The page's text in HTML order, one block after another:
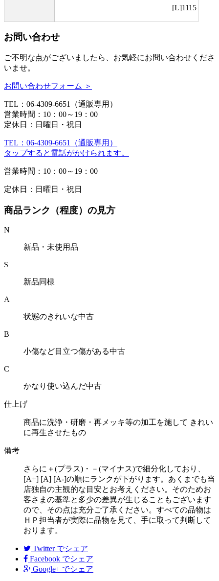
[L]1115
お問い合わせ
ご不明な点がございましたら、お気軽にお問い合わせくださ
いませ。
お問い合わせフォーム ＞
TEL：06-4309-6651（通販専用）
営業時間：10：00～19：00
定休日：日曜日・祝日
TEL：06-4309-6651（通販専用）
タップすると電話がかけられます。
営業時間：10：00～19：00
定休日：日曜日・祝日
商品ランク（程度）の見方
N
新品・未使用品
S
新品同様
A
状態のきれいな中古
B
小傷など目立つ傷がある中古
C
かなり使い込んだ中古
仕上げ
商品に洗浄・研磨・再メッキ等の加工を施して きれい
に再生させたもの
備考
さらに＋(プラス)・－(マイナス)で細分化しており、
[A+] [A] [A-]の順にランクが下がります。あくまでも当
店独自の主観的な目安とお考えください。そのためお
客さまの基準と多少の差異が生じることもございます
ので、その点は充分ご了承ください。すべての品物は
ＨＰ担当者が実際に品物を見て、手に取って判断して
おります。
Twitter でシェア
Facebook でシェア
Google+ でシェア